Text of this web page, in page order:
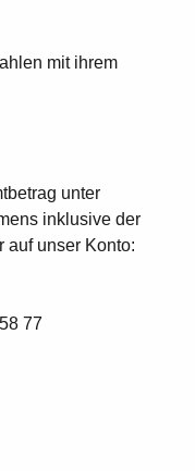
mit ihrem
unter
inklusive der
auf unser Konto:
77